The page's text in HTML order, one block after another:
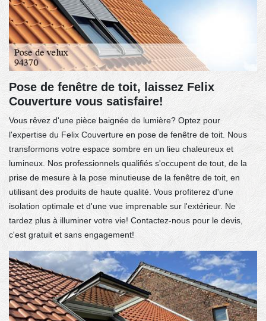
Pose de fenêtre de toit, laissez Felix
Couverture vous satisfaire!
Vous rêvez d'une pièce baignée de lumière? Optez pour
l'expertise du Felix Couverture en pose de fenêtre de toit. Nous
transformons votre espace sombre en un lieu chaleureux et
lumineux. Nos professionnels qualifiés s'occupent de tout, de la
prise de mesure à la pose minutieuse de la fenêtre de toit, en
utilisant des produits de haute qualité. Vous profiterez d'une
isolation optimale et d'une vue imprenable sur l'extérieur. Ne
tardez plus à illuminer votre vie! Contactez-nous pour le devis,
c'est gratuit et sans engagement!